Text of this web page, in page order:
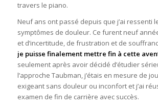
travers le piano.
Neuf ans ont passé depuis que j’ai ressenti
symptômes de douleur. Ce furent neuf
et d’incertitude, de frustration et de
je puisse finalement mettre fin à cette
seulement après avoir décidé d’étudier
l’approche Taubman, j’étais en mesure de
exigeant sans douleur ou inconfort et j’ai
examen de fin de carrière avec succès.